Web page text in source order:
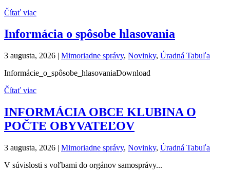
Čítať viac
Informácia o spôsobe hlasovania
3 augusta, 2026 | Mimoriadne správy, Novinky, Úradná Tabuľa
Informácie_o_spôsobe_hlasovaniaDownload
Čítať viac
INFORMÁCIA OBCE KLUBINA O
POČTE OBYVATEĽOV
3 augusta, 2026 | Mimoriadne správy, Novinky, Úradná Tabuľa
V súvislosti s voľbami do orgánov samosprávy...